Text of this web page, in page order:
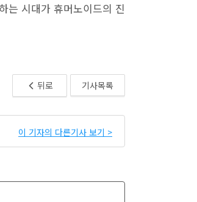
는 시대가 휴머노이드의 진
뒤로 기사목록
이 기자의 다른기사 보기 >